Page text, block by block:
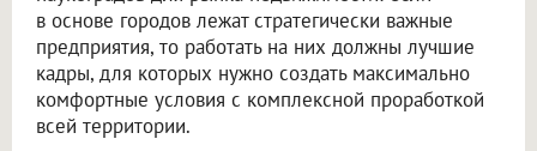
в основе городов лежат стратегически важные
предприятия, то работать на них должны лучшие
кадры, для которых нужно создать максимально
комфортные условия с комплексной проработкой
всей территории.